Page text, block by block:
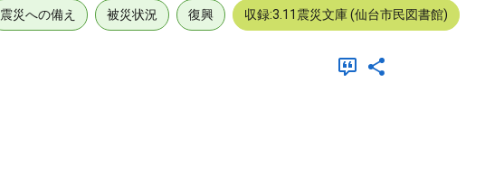
震災への備え 被災状況 復興 収録:3.11震災文庫 (仙台市民図書館)